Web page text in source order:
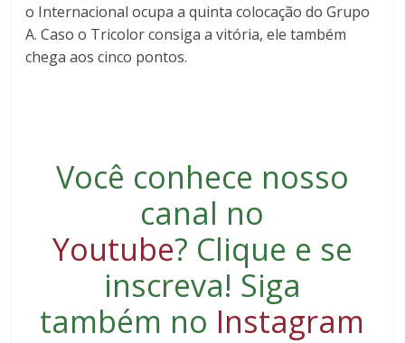
o Internacional ocupa a quinta colocação do Grupo
A. Caso o Tricolor consiga a vitória, ele também
chega aos cinco pontos.
Você conhece nosso
canal no
Youtube? Clique e se
inscreva! Siga
também no Instagram